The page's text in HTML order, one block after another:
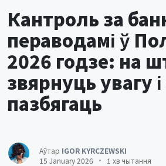
Кантроль за
пераводамі ў
2026 годзе: на
звярнуць увагу
пазбягаць
Аўтар IGOR KYRCZEWSKI
15 January 2026
1 хв чытання